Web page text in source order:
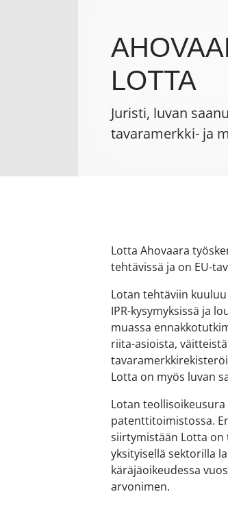
LOTTA
Juristi, luvan
tavaramerkki- ja
Lotta Ahovaara
tehtävissä ja on EU-
Lotan tehtäviin
IPR-kysymyksissä ja
muassa
riita-asioista,
Lotta on myös luvan
Lotan
patenttitoimistossa.
siirtymistään Lotta on
yksityisellä sektorilla
käräjäoikeudessa
arvonimen.